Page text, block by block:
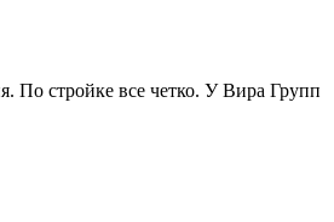
По стройке все четко. У Вира Групп